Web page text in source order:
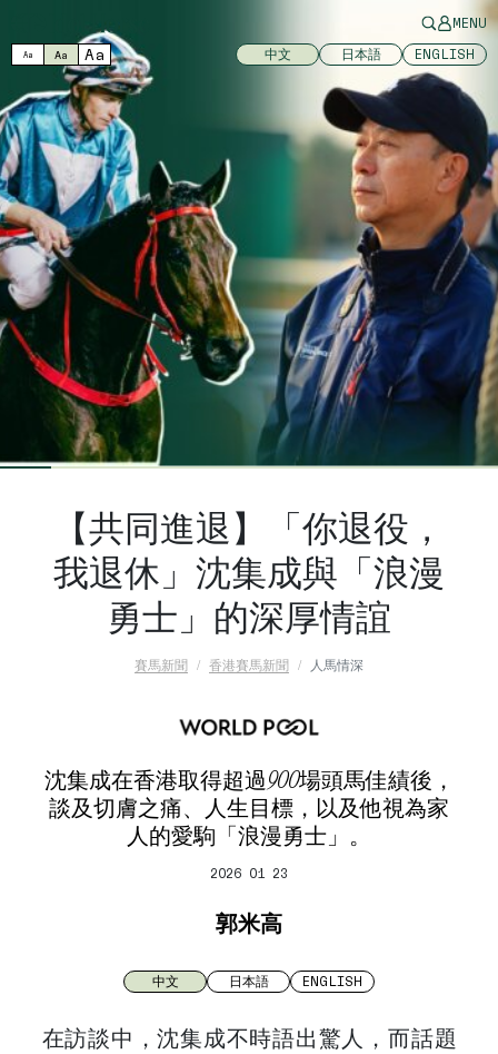
MENU
Aa Aa Aa 中文 日本語 ENGLISH
【共同進退】「你退役，
我退休」沈集成與「浪漫
勇士」的深厚情誼
賽馬新聞 香港賽馬新聞 人馬情深
沈集成在香港取得超過900場頭馬佳績後，
談及切膚之痛、人生目標，以及他視為家
人的愛駒「浪漫勇士」。
2026 01 23
郭米高
中文 日本語 ENGLISH
在訪談中，沈集成不時語出驚人，而話題